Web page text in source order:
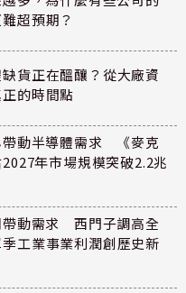
超預期？
貨正在醞釀？從大廠資
的時間點
帶動半導體需求 《麥克
年市場規模突破2.2兆
帶動需求 西門子調高全
工業事業利潤創歷史新